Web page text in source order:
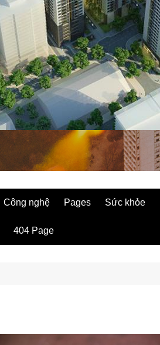
Công nghệ Pages Sức khỏe
404 Page